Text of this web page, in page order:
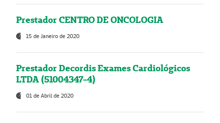
Prestador CENTRO DE ONCOLOGIA
15 de Janeiro de 2020
Prestador Decordis Exames Cardiológicos
LTDA (51004347-4)
01 de Abril de 2020